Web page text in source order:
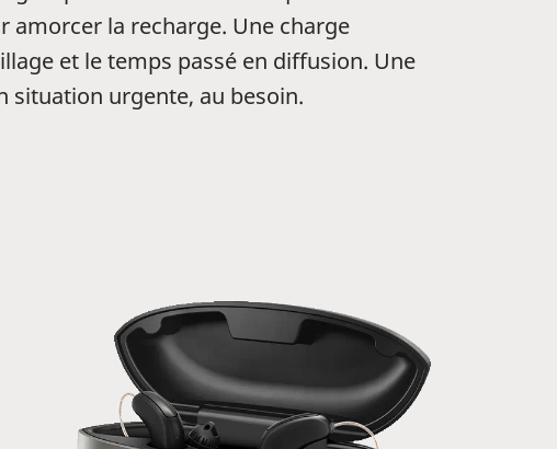
amorcer la recharge. Une charge
et le temps passé en diffusion. Une
situation urgente, au besoin.